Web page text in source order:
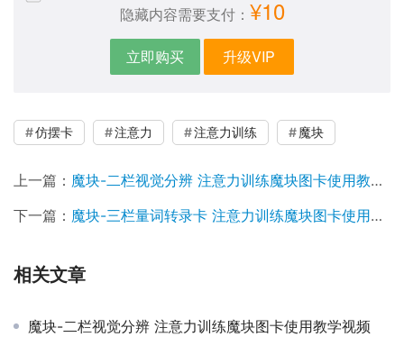
隐藏内容需要支付： ¥10
立即购买 升级VIP
仿摆卡 注意力 注意力训练 魔块
上一篇： 魔块-二栏视觉分辨 注意力训练魔块图卡使用教学视频
下一篇： 魔块-三栏量词转录卡 注意力训练魔块图卡使用教学视频
相关文章
魔块-二栏视觉分辨 注意力训练魔块图卡使用教学视频